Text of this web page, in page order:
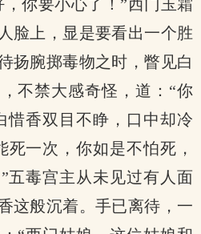
你要小心了！”西门玉霜
脸上，显是要看出一个胜
扬腕掷毒物之时，瞥见白
不禁大感奇怪，道：“你
惜香双目不睁，口中却冷
一次，你如是不怕死，
五毒宫主从未见过有人面
这般沉着。手已离待，一